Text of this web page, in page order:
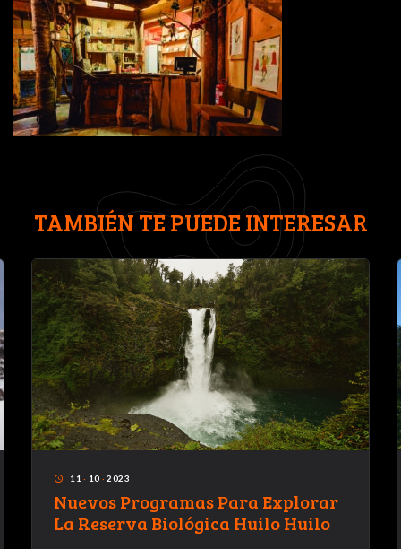
TAMBIÉN TE PUEDE INTERESAR
access_time 11 · 10 · 2023
Nuevos Programas Para Explorar
La Reserva Biológica Huilo Huilo